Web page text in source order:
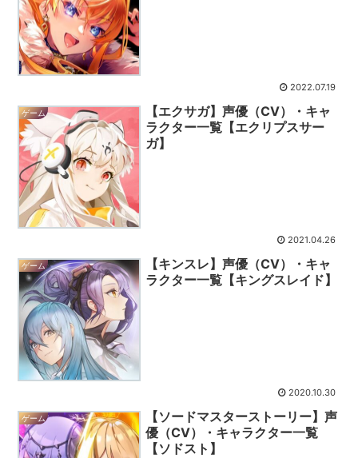
2022.07.19
ゲーム
【エクサガ】声優（CV）・キャ
ラクター一覧【エクリプスサー
ガ】
2021.04.26
ゲーム
【キンスレ】声優（CV）・キャ
ラクター一覧【キングスレイド】
2020.10.30
ゲーム
【ソードマスターストーリー】声
優（CV）・キャラクター一覧
【ソドスト】